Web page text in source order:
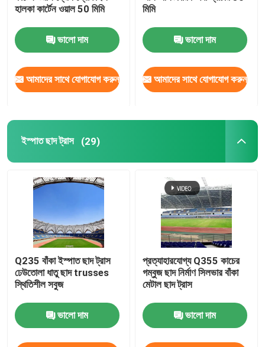
হালকা কার্টেন ওয়াল 50 মিমি
ভালো দাম
আমাদের সাথে যোগাযোগ করুন
মিমি
ভালো দাম
আমাদের সাথে যোগাযোগ করুন
ইস্পাত ছাদ ট্রাস (29)
Q235 বাঁকা ইস্পাত ছাদ ট্রাস
ঢেউতোলা ধাতু ছাদ trusses
স্থিতিশীল সবুজ
ভালো দাম
প্রত্যাহারযোগ্য Q355 কাচের
গম্বুজ ছাদ নির্মাণ সিলভার বাঁকা
মেটাল ছাদ ট্রাস
ভালো দাম